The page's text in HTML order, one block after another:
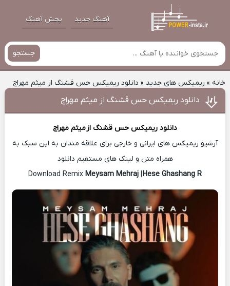
آهنگ جدید پخش آهنگ
جستجو
خانه» ریمیکس های جدید » دانلود ریمیکس حس قشنگ از میثم مهراج
دانلود ریمیکس حس قشنگ از میثم مهراج
دانلود ریمیکس حس قشنگ ازمیثم مهراج
آرشیو ریمیکس های ایرانی و خارجی برای علاقه مندان به این سبک به
همراه متن و لینک های مستقیم دانلود
Download Remix
Meysam Mehraj|Hese Ghashang R